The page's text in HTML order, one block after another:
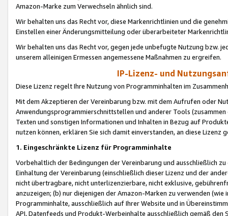
Amazon-Marke zum Verwechseln ähnlich sind.
Wir behalten uns das Recht vor, diese Markenrichtlinien und die
Einstellen einer Änderungsmitteilung oder überarbeiteter
Wir behalten uns das Recht vor, gegen jede unbefugte Nutzung bzw.
unserem alleinigen Ermessen angemessene Maßnahmen zu ergreifen.
IP-Lizenz- und
Diese Lizenz regelt Ihre Nutzung von Programminhalten im
Mit dem Akzeptieren der Vereinbarung bzw. mit dem Aufrufen oder
Anwendungsprogrammierschnittstellen und anderer Tools (zusammen
Texten und sonstigen Informationen und Inhalten in Bezug auf
nutzen können, erklären Sie sich damit einverstanden, an diese Lizenz
1. Eingeschränkte Lizenz für Programminhalte
Vorbehaltlich der Bedingungen der Vereinbarung und ausschließlich
Einhaltung der Vereinbarung (einschließlich dieser Lizenz und der
nicht übertragbare, nicht unterlizenzierbare, nicht exklusive,
anzuzeigen; (b) nur diejenigen der Amazon-Marken zu verwenden
Programminhalte, ausschließlich auf Ihrer Website und in
API, Datenfeeds und Produkt-Werbeinhalte ausschließlich gemäß